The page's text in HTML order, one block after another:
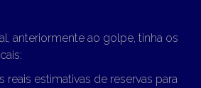
anteriormente ao golpe, tinha os
reais estimativas de reservas para